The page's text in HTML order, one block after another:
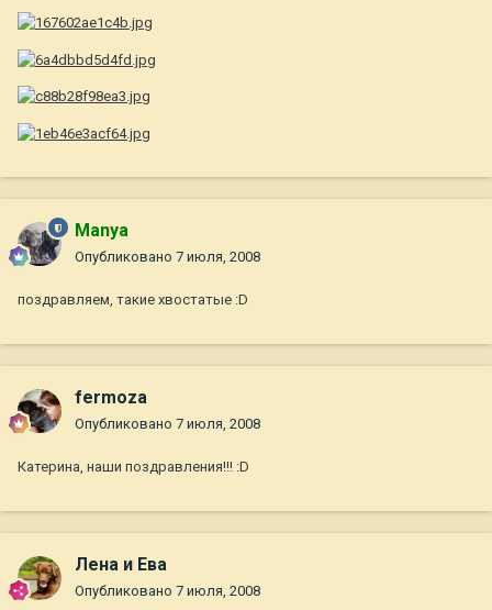
Manya
Опубликовано 7 июля, 2008
поздравляем, такие хвостатые :D
fermoza
Опубликовано 7 июля, 2008
Катерина, наши поздравления!!! :D
Лена и Ева
Опубликовано 7 июля, 2008